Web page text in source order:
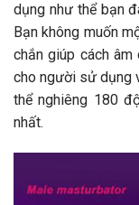
dụng như thể bạn
Bạn không muốn
chắn giúp cách âm
cho người sử dụng
thể nghiêng 180
nhất.